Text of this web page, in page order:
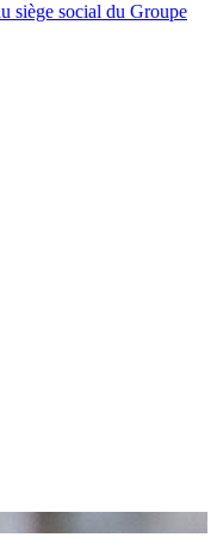
siège social du Groupe